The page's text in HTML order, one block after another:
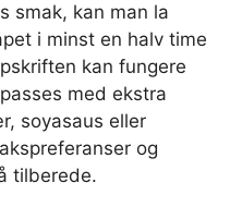
smak, kan man la
i minst en halv time
kan fungere
med ekstra
soyasaus eller
og
tilberede.